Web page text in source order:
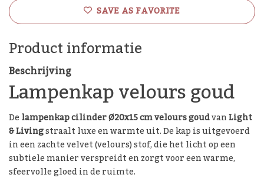
SAVE AS FAVORITE
Product informatie
Beschrijving
Lampenkap velours goud
Delampenkap cilinder Ø20x15 cm velours goudvanLight
& Livingstraalt luxe en warmte uit. De kap is uitgevoerd
in een zachte velvet (velours) stof, die het licht op een
subtiele manier verspreidt en zorgt voor een warme,
sfeervolle gloed in de ruimte.